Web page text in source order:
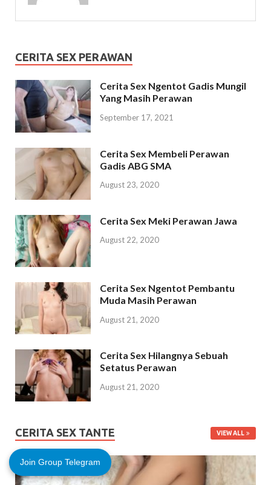
CERITA SEX PERAWAN
Cerita Sex Ngentot Gadis Mungil
Yang Masih Perawan
September 17, 2021
Cerita Sex Membeli Perawan
Gadis ABG SMA
August 23, 2020
Cerita Sex Meki Perawan Jawa
August 22, 2020
Cerita Sex Ngentot Pembantu
Muda Masih Perawan
August 21, 2020
Cerita Sex Hilangnya Sebuah
Setatus Perawan
August 21, 2020
CERITA SEX TANTE VIEW ALL
Join Group Telegram